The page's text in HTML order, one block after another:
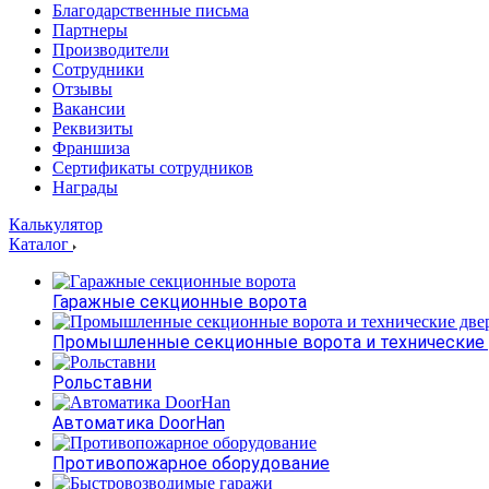
Благодарственные письма
Партнеры
Производители
Сотрудники
Отзывы
Вакансии
Реквизиты
Франшиза
Сертификаты сотрудников
Награды
Калькулятор
Каталог
Гаражные секционные ворота
Промышленные секционные ворота и технические
Рольставни
Автоматика DoorHan
Противопожарное оборудование